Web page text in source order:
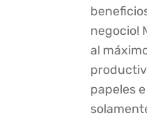
negocio!
al
papeles